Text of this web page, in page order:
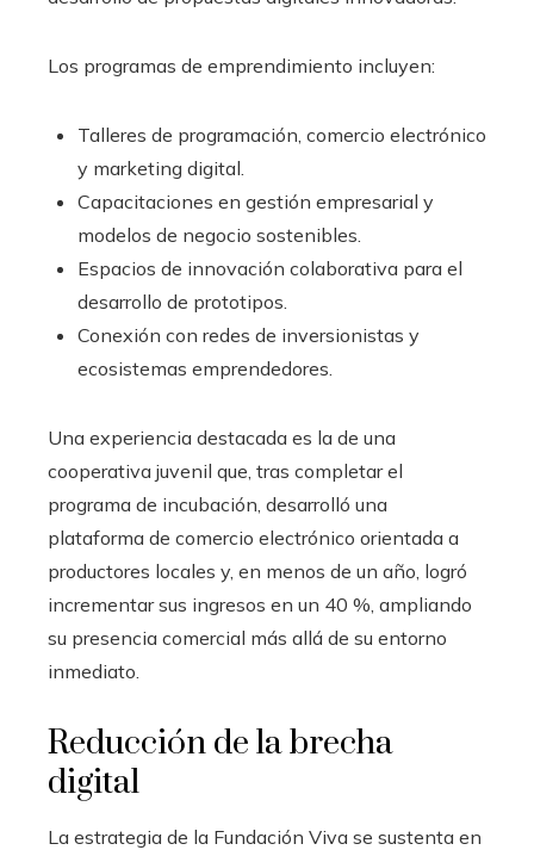
Los programas de emprendimiento incluyen:
Talleres de programación, comercio electrónico
y marketing digital.
Capacitaciones en gestión empresarial y
modelos de negocio sostenibles.
Espacios de innovación colaborativa para el
desarrollo de prototipos.
Conexión con redes de inversionistas y
ecosistemas emprendedores.
Una experiencia destacada es la de una
cooperativa juvenil que, tras completar el
programa de incubación, desarrolló una
plataforma de comercio electrónico orientada a
productores locales y, en menos de un año, logró
incrementar sus ingresos en un 40 %, ampliando
su presencia comercial más allá de su entorno
inmediato.
Reducción de la brecha
digital
La estrategia de la Fundación Viva se sustenta en